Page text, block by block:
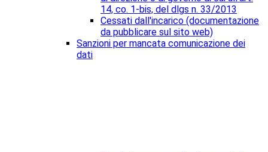
14, co. 1-bis, del dlgs n. 33/2013
Cessati dall'incarico (documentazione
da pubblicare sul sito web)
Sanzioni per mancata comunicazione dei
dati